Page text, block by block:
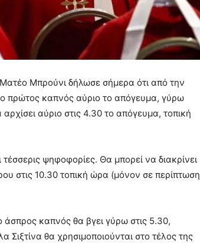
Μπρούνι δήλωσε σήμερα ότι από την
ο πρώτος καπνός αύριο το απόγευμα, γύρω
αύριο στις 4.30 το απόγευμα, τοπική
ψηφοφορίες. Θα μπορεί να διακρίνει
στις 10.30 τοπική ώρα (μόνον σε περίπτωση
καπνός θα βγει γύρω στις 5.30,
θα χρησιμοποιούνται στο τέλος της